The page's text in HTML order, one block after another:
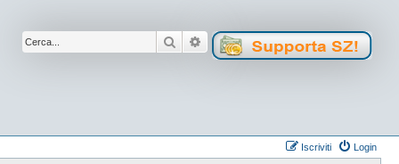
Cerca Ricerca avanzata
Login
Iscriviti